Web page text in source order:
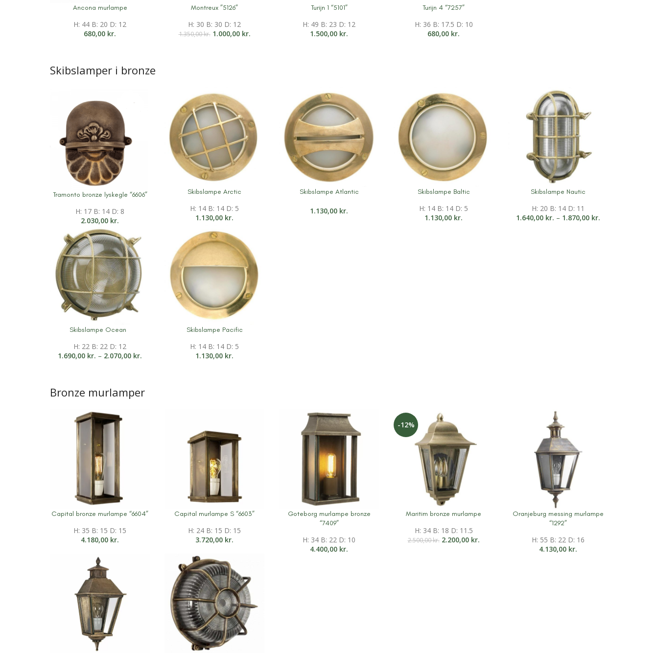
Ancona murlampe
H: 44 B: 20 D: 12
680,00 kr.
Montreux ”5126”
H: 30 B: 30 D: 12
1.350,00kr. 1.000,00 kr.
Mere information
Turijn 1 “5101”
H: 49 B: 23 D: 12
1.500,00 kr.
Mere information
Turijn 4 “7257”
H: 36 B: 17.5 D: 10
680,00 kr.
Skibslamper i bronze
Mere information
Tramonto bronze lyskegle “6606”
H: 17 B: 14 D: 8
2.030,00 kr.
Mere information
Skibslampe Arctic
H: 14 B: 14 D: 5
1.130,00 kr.
Mere information
Skibslampe Atlantic
1.130,00 kr.
Mere information
Skibslampe Baltic
H: 14 B: 14 D: 5
1.130,00 kr.
Mere information
Skibslampe Nautic
H: 20 B: 14 D: 11
1.640,00 kr. – 1.870,00 kr.
Mere information
Skibslampe Ocean
H: 22 B: 22 D: 12
1.690,00 kr. – 2.070,00 kr.
Mere information
Skibslampe Pacific
H: 14 B: 14 D: 5
1.130,00 kr.
Bronze murlamper
Mere information
Capital bronze murlampe “6604”
H: 35 B: 15 D: 15
4.180,00 kr.
Mere information
Capital murlampe S “6603”
H: 24 B: 15 D: 15
3.720,00 kr.
Mere information
Goteborg murlampe bronze
“7409”
H: 34 B: 22 D: 10
4.400,00 kr.
-12%
Maritim bronze murlampe
H: 34 B: 18 D: 11.5
2.500,00kr. 2.200,00 kr.
Mere information
Oranjeburg messing murlampe
“1292”
H: 55 B: 22 D: 16
4.130,00 kr.